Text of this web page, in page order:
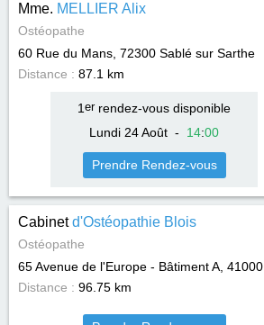
Mme. MELLIER Alix
Ostéopathe
60 Rue du Mans, 72300 Sablé sur Sarthe
Distance : 87.1 km
1 errendez-vous disponible
Lundi 24 Août - 14:00
Prendre Rendez-vous
Cabinetd'Ostéopathie Blois
Ostéopathe
65 Avenue de l'Europe - Bâtiment A, 41000
Distance : 96.75 km